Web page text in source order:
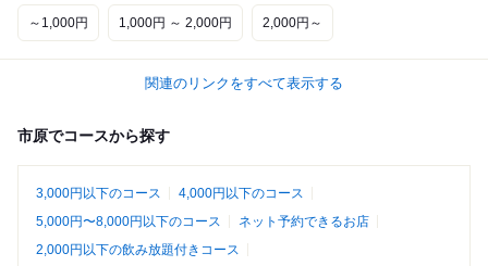
～1,000円 1,000円 ～ 2,000円 2,000円～
関連のリンクをすべて表示する
市原でコースから探す
3,000円以下のコース
4,000円以下のコース
5,000円〜8,000円以下のコース
ネット予約できるお店
2,000円以下の飲み放題付きコース